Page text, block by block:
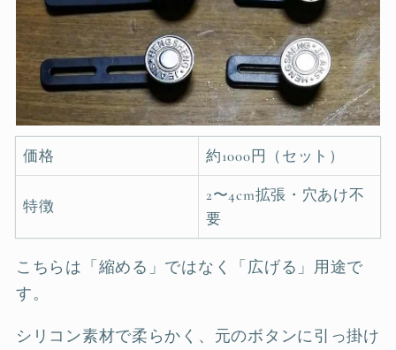
価格 約1000円（セット）
特徴
2〜4cm拡張・穴あけ不
要
こちらは「縮める」ではなく「広げる」用途で
す。
シリコン素材で柔らかく、元のボタンに引っ掛け